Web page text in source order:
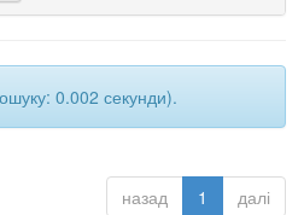
0.002 секунди).
назад 1 далі